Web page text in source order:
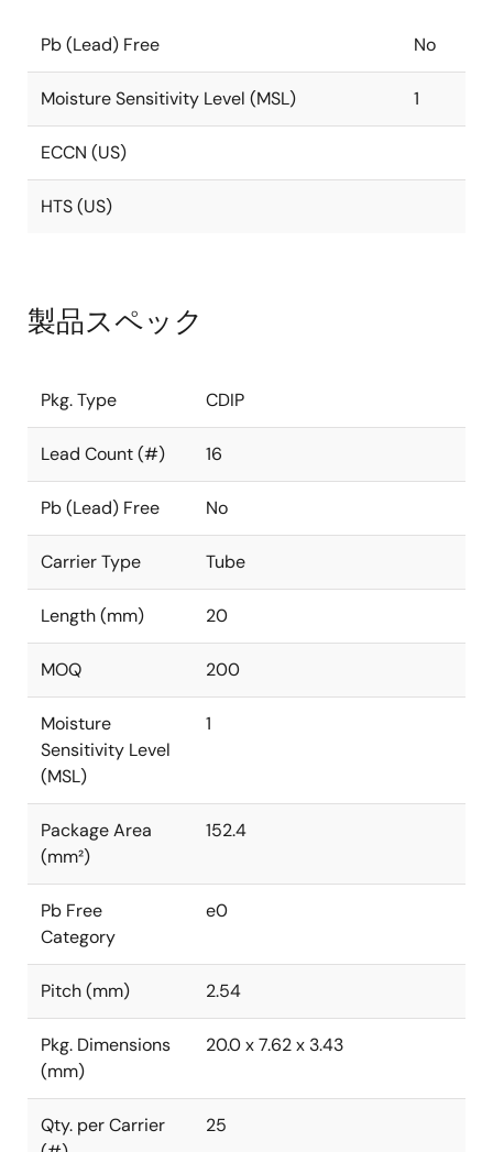
Pb (Lead) Free No
Moisture Sensitivity Level (MSL) 1
ECCN (US)
HTS (US)
製品スペック
Pkg. Type CDIP
Lead Count (#) 16
Pb (Lead) Free No
Carrier Type Tube
Length (mm) 20
MOQ 200
Moisture
Sensitivity Level
(MSL)
1
Package Area
(mm²)
152.4
Pb Free
Category
e0
Pitch (mm) 2.54
Pkg. Dimensions
(mm)
20.0 x 7.62 x 3.43
Qty. per Carrier
25